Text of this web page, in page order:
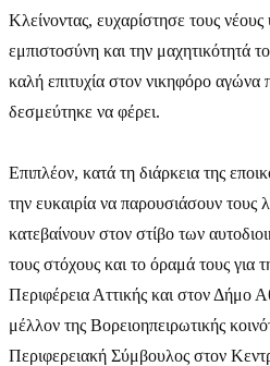
Κλείνοντας, ευχαρίστησε τους
εμπιστοσύνη και την μαχητικότητά
καλή επιτυχία στον νικηφόρο
δεσμεύτηκε να φέρει.
Επιπλέον, κατά τη διάρκεια της
την ευκαιρία να παρουσιάσουν τους
κατεβαίνουν στον στίβο των
τους στόχους και το όραμά τους για
Περιφέρεια Αττικής και στον Δήμο
μέλλον της Βορειοηπειρωτικής
Περιφερειακή Σύμβουλος στον